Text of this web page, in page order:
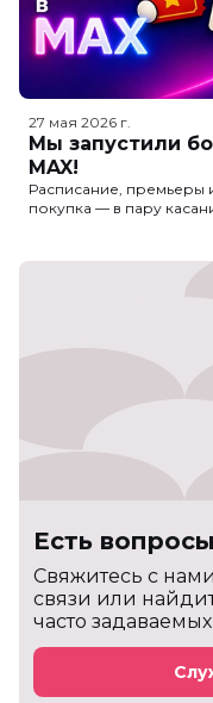
27 мая 2026 г.
Мы запустили
MAX!
Расписание, премьеры
покупка — в пару
Есть
Cвяжитесь с
связи или
часто